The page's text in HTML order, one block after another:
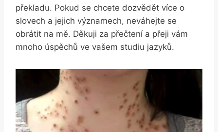
překladu. ⁤Pokud se chcete​ dozvědět více o
slovech⁢ a jejich významech, neváhejte se
obrátit na mě. Děkuji za přečtení a přeji vám
mnoho úspěchů ‌ve‌ vašem studiu ​jazyků.